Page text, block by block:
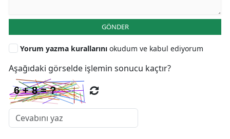
GÖNDER
Yorum yazma kurallarını okudum ve kabul ediyorum
Aşağıdaki görselde işlemin sonucu kaçtır?